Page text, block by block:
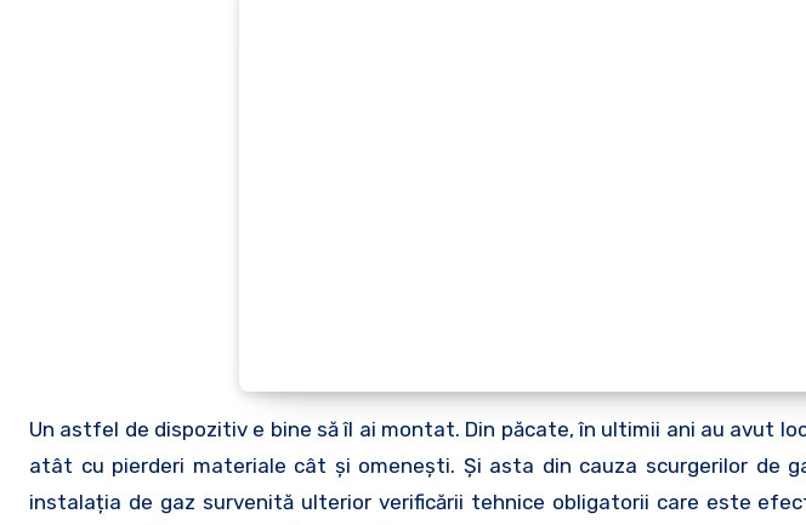
Un astfel de dispozitiv e bine să îl ai montat. Din păcate, în ultimii ani au avut
atât cu pierderi materiale cât și omenești. Și asta din cauza scurgerilor de
instalația de gaz survenită ulterior verificării tehnice obligatorii care este